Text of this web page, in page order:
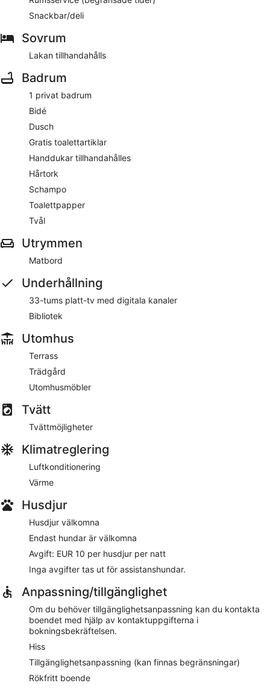
Detta lägenhetshotell i Torri del Benaco har 4 stjärnor och
08.00 till 10.30.
Boendet har rumsservice (under begränsade tider).
Snackbar/deli
Sovrum
Lakan tillhandahålls
Badrum
1 privat badrum
Bidé
Dusch
Gratis toalettartiklar
Handdukar tillhandahålles
Hårtork
Schampo
Toalettpapper
Tvål
Utrymmen
Matbord
Underhållning
33-tums platt-tv med digitala kanaler
Bibliotek
Utomhus
Terrass
Trädgård
Utomhusmöbler
Tvätt
Tvättmöjligheter
Klimatreglering
Luftkonditionering
Värme
Husdjur
Husdjur välkomna
Endast hundar är välkomna
Avgift: EUR 10 per husdjur per natt
Inga avgifter tas ut för assistanshundar.
Anpassning/tillgänglighet
Om du behöver tillgänglighetsanpassning kan du kontakta
boendet med hjälp av kontaktuppgifterna i
bokningsbekräftelsen.
Hiss
Tillgänglighetsanpassning (kan finnas begränsningar)
Rökfritt boende